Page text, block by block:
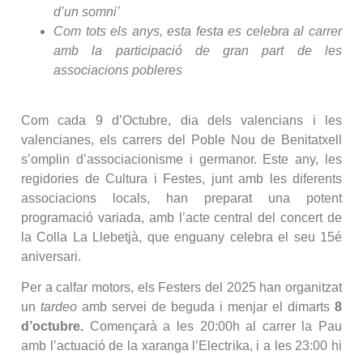
d’un somni’
Com tots els anys, esta festa es celebra al carrer
amb la participació de gran part de les
associacions pobleres
Com cada 9 d’Octubre, dia dels valencians i les
valencianes, els carrers del Poble Nou de Benitatxell
s’omplin d’associacionisme i germanor. Este any, les
regidories de Cultura i Festes, junt amb les diferents
associacions locals, han preparat una potent
programació variada, amb l’acte central del concert de
la Colla La Llebetjà, que enguany celebra el seu 15é
aniversari.
Per a calfar motors, els Festers del 2025 han organitzat
un tardeo amb servei de beguda i menjar el dimarts 8
d’octubre. Començarà a les 20:00h al carrer la Pau
amb l’actuació de la xaranga l’Electrika, i a les 23:00 hi